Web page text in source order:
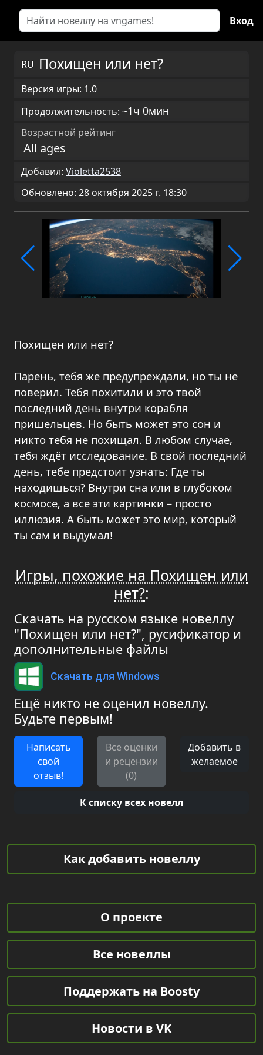
Вход
RU Похищен или нет?
Версия игры: 1.0
Продолжительность: ~1ч 0мин
Возрастной рейтинг
All ages
Добавил: Violetta2538
Обновлено: 28 октября 2025 г. 18:30
Похищен или нет?
Парень, тебя же предупреждали, но ты не
поверил. Тебя похитили и это твой
последний день внутри корабля
пришельцев. Но быть может это сон и
никто тебя не похищал. В любом случае,
тебя ждёт исследование. В свой последний
день, тебе предстоит узнать: Где ты
находишься? Внутри сна или в глубоком
космосе, а все эти картинки – просто
иллюзия. А быть может это мир, который
ты сам и выдумал!
Игры, похожие на Похищен или
нет?:
Скачать на русском языке новеллу
"Похищен или нет?", русификатор и
дополнительные файлы
Скачать для Windows
Ещё никто не оценил новеллу.
Будьте первым!
Написать
свой
отзыв!
Все оценки
и рецензии
(0)
Добавить в
желаемое
К списку всех новелл
Как добавить новеллу
О проекте
Все новеллы
Поддержать на Boosty
Новости в VK